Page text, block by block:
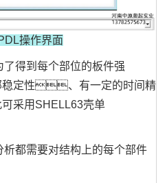
操作界面
得到每个部位的板件强
定性、有一定的时间精
采用SHELL63壳单
都需要对结构上的每个部件